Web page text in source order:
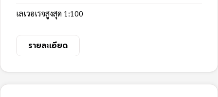
เลเวอเรจสูงสุด 1:100
รายละเอียด